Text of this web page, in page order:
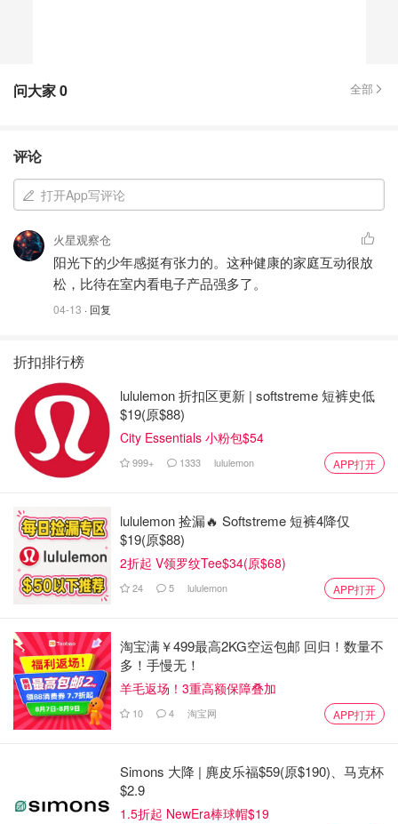
问大家0 全部
评论
打开App写评论
火星观察仓
阳光下的少年感挺有张力的。这种健康的家庭互动很放
松，比待在室内看电子产品强多了。
04-13 · 回复
折扣排行榜
lululemon 折扣区更新 | softstreme 短裤史低
$19(原$88)
City Essentials 小粉包$54
999+ 1333 lululemon APP打开
lululemon 捡漏🔥 Softstreme 短裤4降仅
$19(原$88)
2折起 V领罗纹Tee$34(原$68)
24 5 lululemon APP打开
淘宝满￥499最高2KG空运包邮 回归！数量不
多！手慢无！
羊毛返场！3重高额保障叠加
10 4 淘宝网 APP打开
Simons 大降 | 麂皮乐福$59(原$190)、马克杯
$2.9
1.5折起 NewEra棒球帽$19